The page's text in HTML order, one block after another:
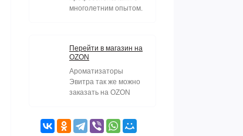
многолетним опытом.
Перейти в магазин на
OZON
Ароматизаторы
Эвитра так же можно
заказать на OZON